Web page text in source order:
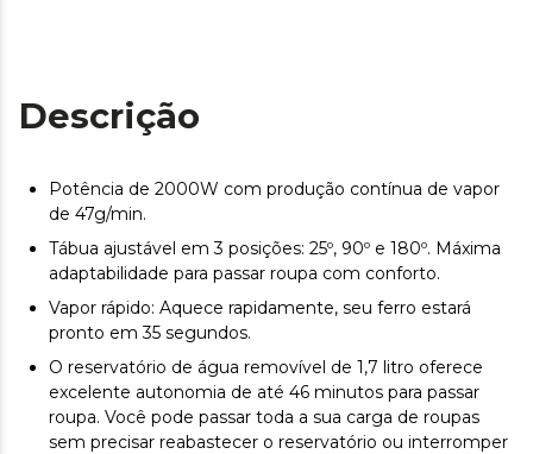
Descrição
Potência de 2000W com produção contínua de vapor
de 47g/min.
Tábua ajustável em 3 posições: 25º, 90º e 180º. Máxima
adaptabilidade para passar roupa com conforto.
Vapor rápido: Aquece rapidamente, seu ferro estará
pronto em 35 segundos.
O reservatório de água removível de 1,7 litro oferece
excelente autonomia de até 46 minutos para passar
roupa. Você pode passar toda a sua carga de roupas
sem precisar reabastecer o reservatório ou interromper